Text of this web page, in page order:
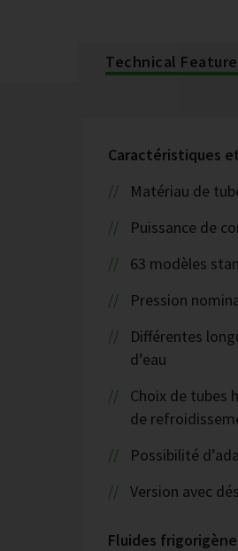
Technical
Caractéristiques
Matériau de
Puissance de
63 modèles
Pression
Différentes
d’eau
Choix de tubes
de
Possibilité
Version avec
Fluides